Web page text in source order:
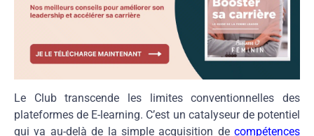
Le Club transcende les limites conventionnelles des
plateformes de E-learning. C’est un catalyseur de potentiel
qui va au-delà de la simple acquisition de compétences